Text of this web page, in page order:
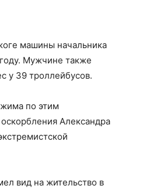
машины начальника
Мужчине также
у 39 троллейбусов.
по этим
Александра
вид на жительство в